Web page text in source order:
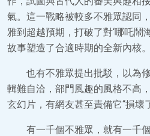
氣。這一戰略被較多不雅眾認同
雅到超越預期，打破了對‘哪吒鬧
故事塑造了合適時期的全新內核
也有不雅眾提出批駁，以為
輯難自洽，部門風趣的風格不高
玄幻片，有網友甚至責備它“損壞
有一千個不雅眾，就有一千